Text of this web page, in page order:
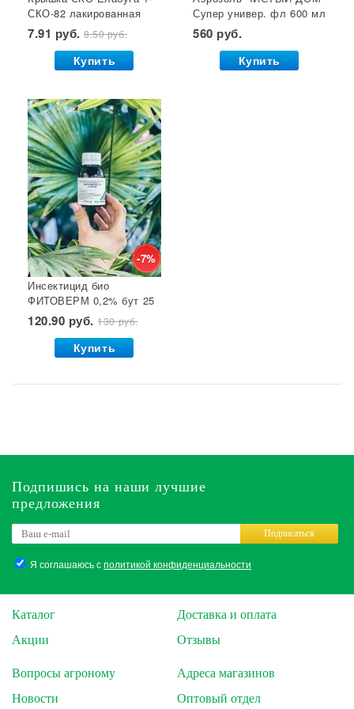
СКО-82 лакированная
Звезда 1/50/600*
7.91 руб.8.50 руб.
Купить
Супер универ. фл 600 мл
(двойное распыление)
GB 1/24*
560 руб.
Купить
-7%
Инсектицид био
ФИТОВЕРМ 0,2% бут 25
мл ВХ 1/30
120.90 руб.130 руб.
Купить
Подпишись на наши лучшие
предложения
Я соглашаюсь сполитикой конфиденциальности
Подписаться
Каталог
Акции
Доставка и оплата
Отзывы
Вопросы агроному
Новости
Адреса магазинов
Оптовый отдел